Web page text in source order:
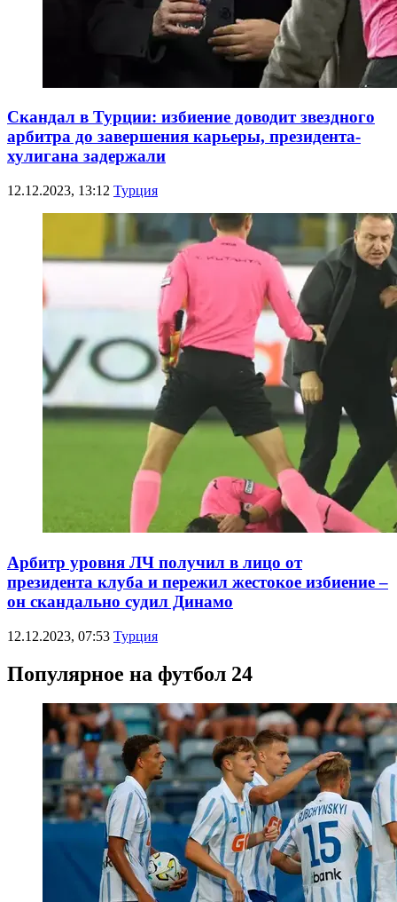
Скандал в Турции: избиение доводит звездного
арбитра до завершения карьеры, президента-
хулигана задержали
12.12.2023, 13:12 Турция
Арбитр уровня ЛЧ получил в лицо от
президента клуба и пережил жестокое избиение –
он скандально судил Динамо
12.12.2023, 07:53 Турция
Популярное на футбол 24